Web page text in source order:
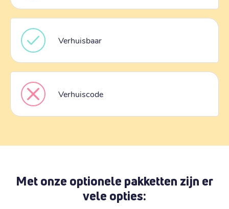
Verhuisbaar
Verhuiscode
Met onze optionele pakketten zijn er
vele opties: